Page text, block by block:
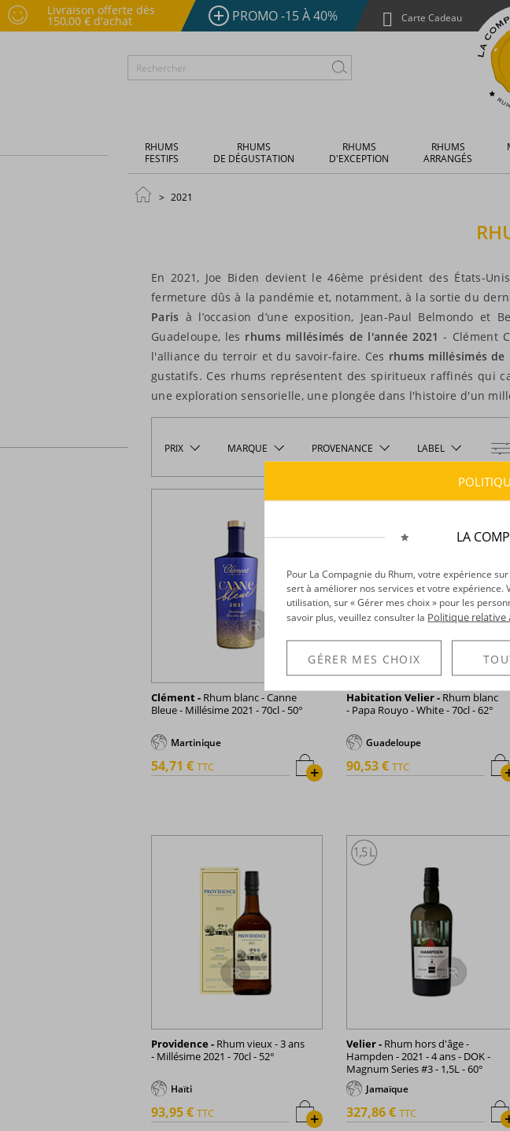
Livraison offerte dès
150,00 € d'achat PROMO -15 À 40% Carte Cadeau
RHUMS
FESTIFS
RHUMS
DE DÉGUSTATION
RHUMS
D'EXCEPTION
RHUMS
ARRANGÉS
2021
En 2021, Joe Biden devient le 46ème président des États-
fermeture dûs à la pandémie et, notamment, à la sortie du
Paris à l’occasion d’une exposition, Jean-Paul Belmondo
Guadeloupe, les rhums millésimés de l'année 2021 - Clément
l'alliance du terroir et du savoir-faire. Ces rhums millésimés de
gustatifs. Ces rhums représentent des spiritueux raffinés qui
une exploration sensorielle, une plongée dans l'histoire d'un
PRIX MARQUE PROVENANCE LABEL
Clément - Rhum blanc - Canne
Bleue - Millésime 2021 - 70cl - 50°
Martinique
+
54,71 € TTC
Habitation Velier -Rhum blanc
- Papa Rouyo - White - 70cl - 62°
Guadeloupe
90,53 € TTC
Providence - Rhum vieux - 3 ans
- Millésime 2021 - 70cl - 52°
Haïti
+
93,95 € TTC
Velier -Rhum hors d'âge -
Hampden - 2021 - 4 ans - DOK -
Magnum Series #3 - 1,5L - 60°
Jamaïque
327,86 € TTC
LA
Pour La Compagnie du Rhum, votre expérience
sert à améliorer nos services et votre expérience.
utilisation, sur « Gérer mes choix » pour les
savoir plus, veuillez consulter la Politique relative
GÉRER MES CHOIX